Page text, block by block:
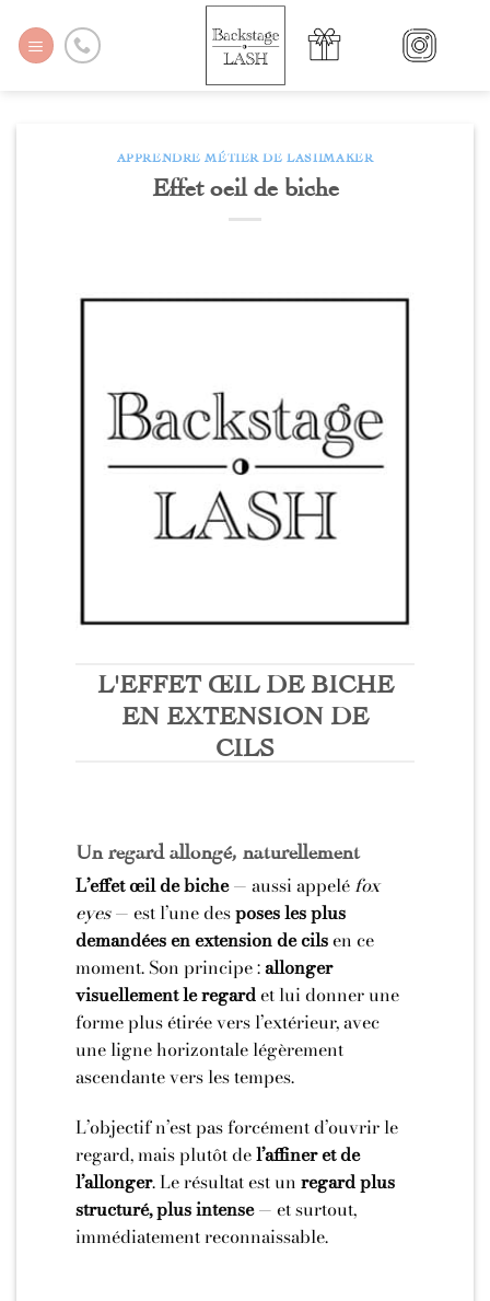
contenu
APPRENDRE MÉTIER DE LASHMAKER
Effet oeil de biche
L'EFFET ŒIL DE BICHE
EN EXTENSION DE
CILS
Un regard allongé, naturellement
L’effet œil de biche— aussi appeléfox
eyes— est l’une desposes les plus
demandées en extension de cilsen ce
moment. Son principe :allonger
visuellement le regardet lui donner une
forme plus étirée vers l’extérieur, avec
une ligne horizontale légèrement
ascendante vers les tempes.
L’objectif n’est pas forcément d’ouvrir le
regard, mais plutôt del’affiner et de
l’allonger. Le résultat est unregard plus
structuré, plus intense— et surtout,
immédiatement reconnaissable.